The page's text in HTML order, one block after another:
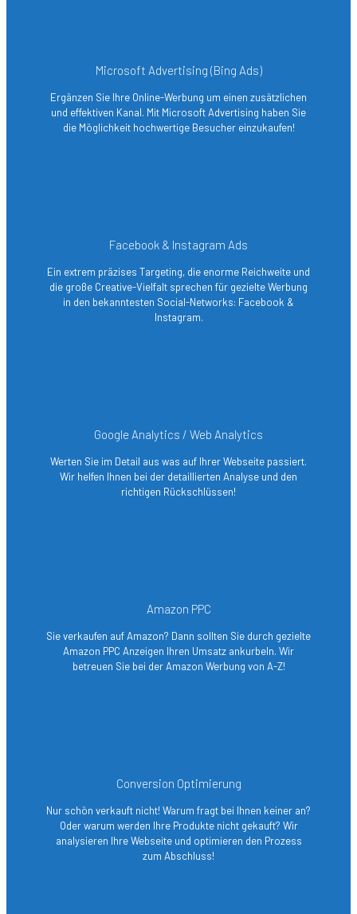
Microsoft Advertising (Bing Ads)
Ergänzen Sie Ihre Online-Werbung um einen zusätzlichen
und effektiven Kanal. Mit Microsoft Advertising haben Sie
die Möglichkeit hochwertige Besucher einzukaufen!
Facebook & Instagram Ads
Ein extrem präzises Targeting, die enorme Reichweite und
die große Creative-Vielfalt sprechen für gezielte Werbung
in den bekanntesten Social-Networks: Facebook &
Instagram.
Google Analytics / Web Analytics
Werten Sie im Detail aus was auf Ihrer Webseite passiert.
Wir helfen Ihnen bei der detaillierten Analyse und den
richtigen Rückschlüssen!
Amazon PPC
Sie verkaufen auf Amazon? Dann sollten Sie durch gezielte
Amazon PPC Anzeigen Ihren Umsatz ankurbeln. Wir
betreuen Sie bei der Amazon Werbung von A-Z!
Conversion Optimierung
Nur schön verkauft nicht! Warum fragt bei Ihnen keiner an?
Oder warum werden Ihre Produkte nicht gekauft? Wir
analysieren Ihre Webseite und optimieren den Prozess
zum Abschluss!